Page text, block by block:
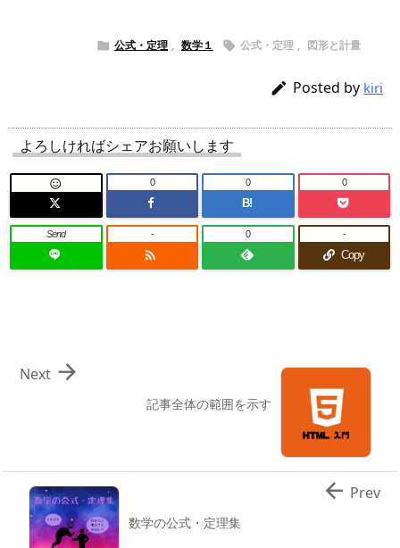
 公式・定理 , 数学１  公式・定理 , 図形と計量
 Posted by kiri
よろしければシェアお願いします
 0
B!
0 0
Send

- 0
Copy
-
記事全体の範囲を示す

Next
数学の公式・定理集
 Prev